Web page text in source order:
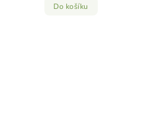
Do košíku